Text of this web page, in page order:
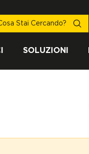
SOLUZIONI
Stai Cercando?